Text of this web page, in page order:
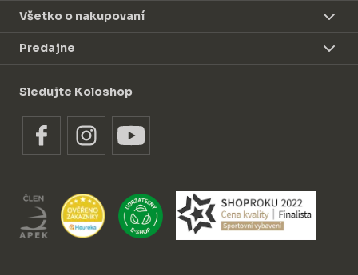
Všetko o nakupovaní
Predajne
Sledujte Koloshop